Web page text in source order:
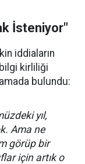
İsteniyor"
iddiaların
kirliliği
bulundu:
yıl,
Ama ne
görüp bir
için artık o